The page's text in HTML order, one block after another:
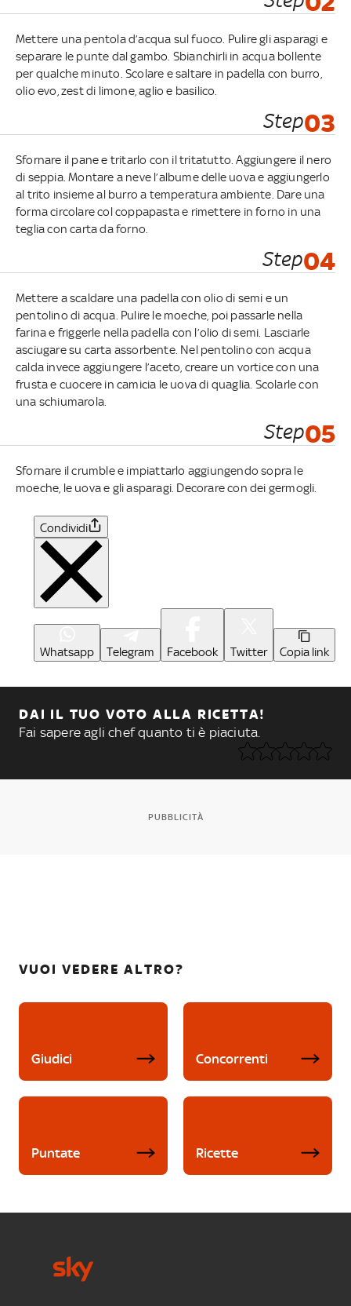
Mettere una pentola d’acqua sul fuoco. Pulire gli asparagi e
separare le punte dal gambo. Sbianchirli in acqua bollente
per qualche minuto. Scolare e saltare in padella con burro,
olio evo, zest di limone, aglio e basilico.
Step03
Sfornare il pane e tritarlo con il tritatutto. Aggiungere il nero
di seppia. Montare a neve l’albume delle uova e aggiungerlo
al trito insieme al burro a temperatura ambiente. Dare una
forma circolare col coppapasta e rimettere in forno in una
teglia con carta da forno.
Step04
Mettere a scaldare una padella con olio di semi e un
pentolino di acqua. Pulire le moeche, poi passarle nella
farina e friggerle nella padella con l’olio di semi. Lasciarle
asciugare su carta assorbente. Nel pentolino con acqua
calda invece aggiungere l’aceto, creare un vortice con una
frusta e cuocere in camicia le uova di quaglia. Scolarle con
una schiumarola.
Step05
Sfornare il crumble e impiattarlo aggiungendo sopra le
moeche, le uova e gli asparagi. Decorare con dei germogli.
Condividi
Whatsapp Telegram Facebook Twitter Copia link
DAI IL TUO VOTO ALLA RICETTA!
Fai sapere agli chef quanto ti è piaciuta.
PUBBLICITÀ
VUOI VEDERE ALTRO?
Giudici Concorrenti
Puntate Ricette